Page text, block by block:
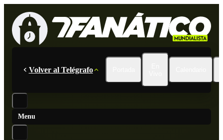
Volver al Telégrafo
Menu